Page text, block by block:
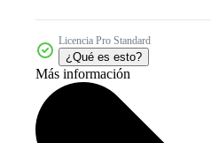
Licencia Pro Standard
¿Qué es esto?
Más información